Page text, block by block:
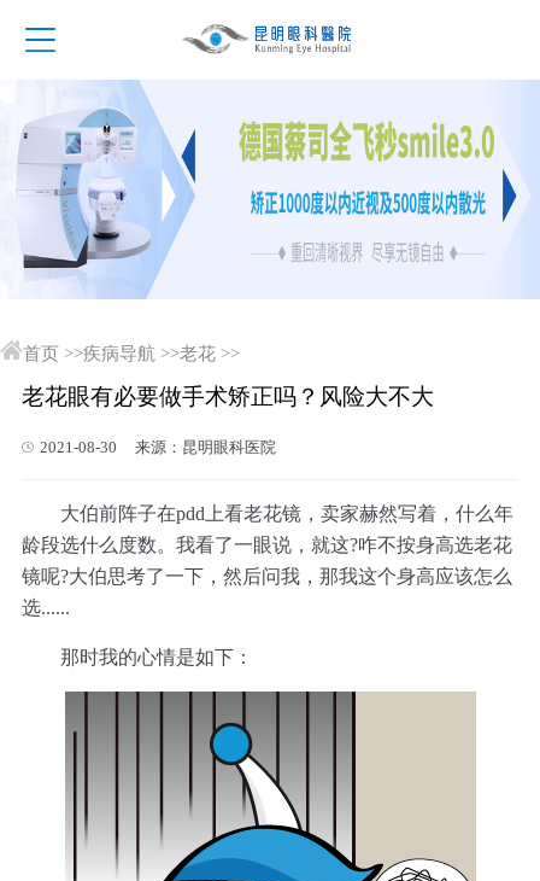
首页 >>疾病导航 >>老花 >>
老花眼有必要做手术矫正吗？风险大不大
2021-08-30 来源：昆明眼科医院
大伯前阵子在pdd上看老花镜，卖家赫然写着，什么年
龄段选什么度数。我看了一眼说，就这?咋不按身高选老花
镜呢?大伯思考了一下，然后问我，那我这个身高应该怎么
选......
那时我的心情是如下：